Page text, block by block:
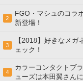
2
FGO・マシュのコラ
新登場！
3
【2018】好きなメ
ェック！
4
カラーコンタクトブ
ューズは本田翼さん